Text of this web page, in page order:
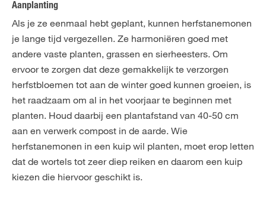
Aanplanting
Als je ze eenmaal hebt geplant, kunnen herfstanemonen
je lange tijd vergezellen. Ze harmoniëren goed met
andere vaste planten, grassen en sierheesters. Om
ervoor te zorgen dat deze gemakkelijk te verzorgen
herfstbloemen tot aan de winter goed kunnen groeien, is
het raadzaam om al in het voorjaar te beginnen met
planten. Houd daarbij een plantafstand van 40-50 cm
aan en verwerk compost in de aarde. Wie
herfstanemonen in een kuip wil planten, moet erop letten
dat de wortels tot zeer diep reiken en daarom een kuip
kiezen die hiervoor geschikt is.